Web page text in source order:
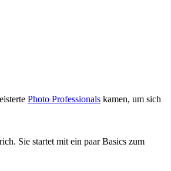
Photo Professionals kamen, um sich
Sie startet mit ein paar Basics zum